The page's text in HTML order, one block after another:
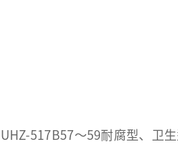
517B57～59耐腐型、卫